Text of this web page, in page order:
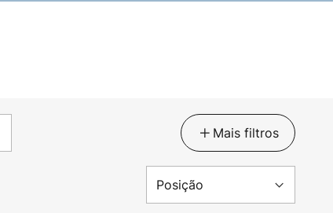
Mais filtros